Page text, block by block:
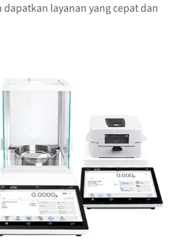
layanan yang cepat dan